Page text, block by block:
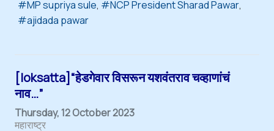
MP supriya sule
NCP President Sharad Pawar
ajidada pawar
[loksatta]“हेडगेवार विसरून यशवंतराव चव्हाणांचं
नाव…”
Thursday, 12 October 2023
महाराष्ट्र